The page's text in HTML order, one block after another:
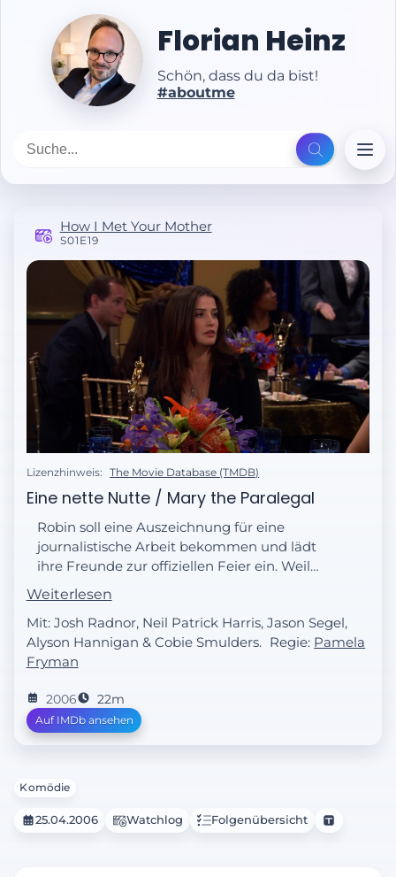
Florian Heinz
Schön, dass du da bist!
#aboutme
How I Met Your Mother
S01E19
Lizenzhinweis: The Movie Database (TMDB)
Eine nette Nutte / Mary the Paralegal
Robin soll eine Auszeichnung für eine
journalistische Arbeit bekommen und lädt
ihre Freunde zur offiziellen Feier ein. Weil
sie jedoch immer noch wütend auf Ted ist,
sucht sie sich eine andere Begleitung. Aber
auch Ted ist auf der Suche nach einer Frau
an seiner Seite, um Robin eifersüchtig zu
machen. Weil er niemanden findet, schlägt
Escort-Service zu buchen. Ohne dass Ted
überlegen kann, schleppt sein Freund auch
schon die heiße Mary an …
Weiterlesen
Mit: Josh Radnor, Neil Patrick Harris, Jason Segel,
Alyson Hannigan & Cobie Smulders. Regie: Pamela
Fryman
2006 22m
Auf IMDb ansehen
Komödie
25.04.2006 Watchlog Folgenübersicht